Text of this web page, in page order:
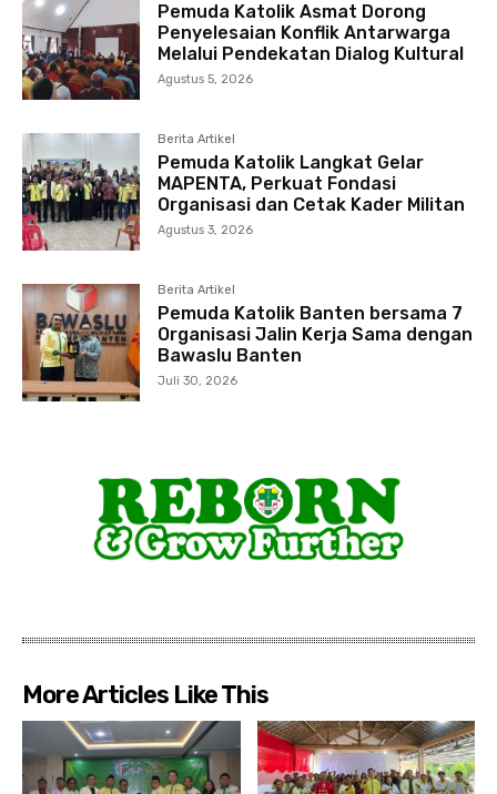
Pemuda Katolik Asmat Dorong
Penyelesaian Konflik Antarwarga
Melalui Pendekatan Dialog Kultural
Agustus 5, 2026
Berita Artikel
Pemuda Katolik Langkat Gelar
MAPENTA, Perkuat Fondasi
Organisasi dan Cetak Kader Militan
Agustus 3, 2026
Berita Artikel
Pemuda Katolik Banten bersama 7
Organisasi Jalin Kerja Sama dengan
Bawaslu Banten
Juli 30, 2026
More Articles Like This